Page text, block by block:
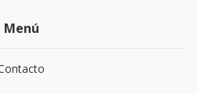
Menú